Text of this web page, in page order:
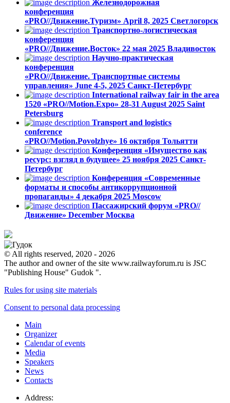
Железнодорожная
конференция
«PRO//Движение.Туризм» April 8, 2025 Светлогорск
Транспортно-логистическая
конференция
«PRO//Движение.Восток» 22 мая 2025 Владивосток
Научно-практическая
конференция
«PRO//Движение. Транспортные системы
управления» June 4-5, 2025 Санкт-Петербург
International railway fair in the area
1520 «PRO//Motion.Expo» 28-31 August 2025 Saint
Petersburg
Transport and logistics
conference
«PRO//Motion.Povolzhye» 16 октября Тольятти
Конференция «Имущество как
ресурс: взгляд в будущее» 25 ноября 2025 Санкт-
Петербург
Конференция «Современные
форматы и способы антикоррупционной
пропаганды» 4 декабря 2025 Moscow
Пассажирский форум «PRO//
Движение» December Москва
© All rights reserved, 2020 - 2026
The author and owner of the site www.railwayforum.ru is JSC
"Publishing House" Gudok ".
Rules for using site materials
Consent to personal data processing
Main
Organizer
Calendar of events
Media
Speakers
News
Contacts
Address: